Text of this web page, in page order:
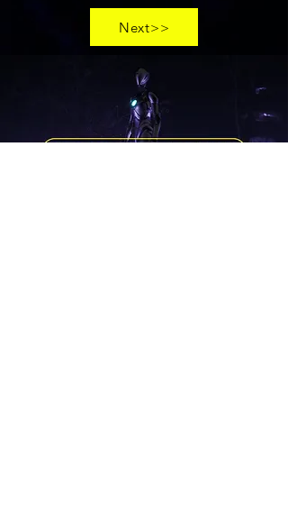
Next>>